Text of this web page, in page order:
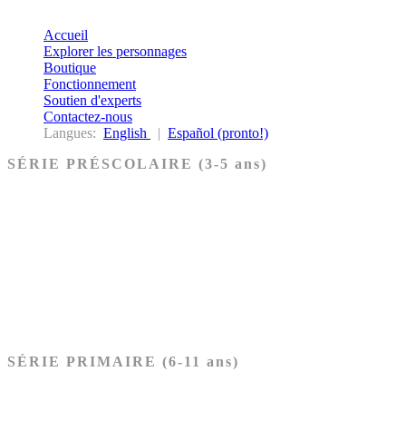
Accueil
Explorer les personnages
Boutique
Fonctionnement
Soutien d'experts
Contactez-nous
Langues: English | Español (pronto!)
SÉRIE PRÉSCOLAIRE (3-5 ans)
SÉRIE PRIMAIRE (6-11 ans)